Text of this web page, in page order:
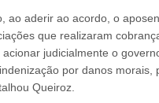
ao aderir ao acordo, o
que realizaram
judicialmente o
por danos
Queiroz.